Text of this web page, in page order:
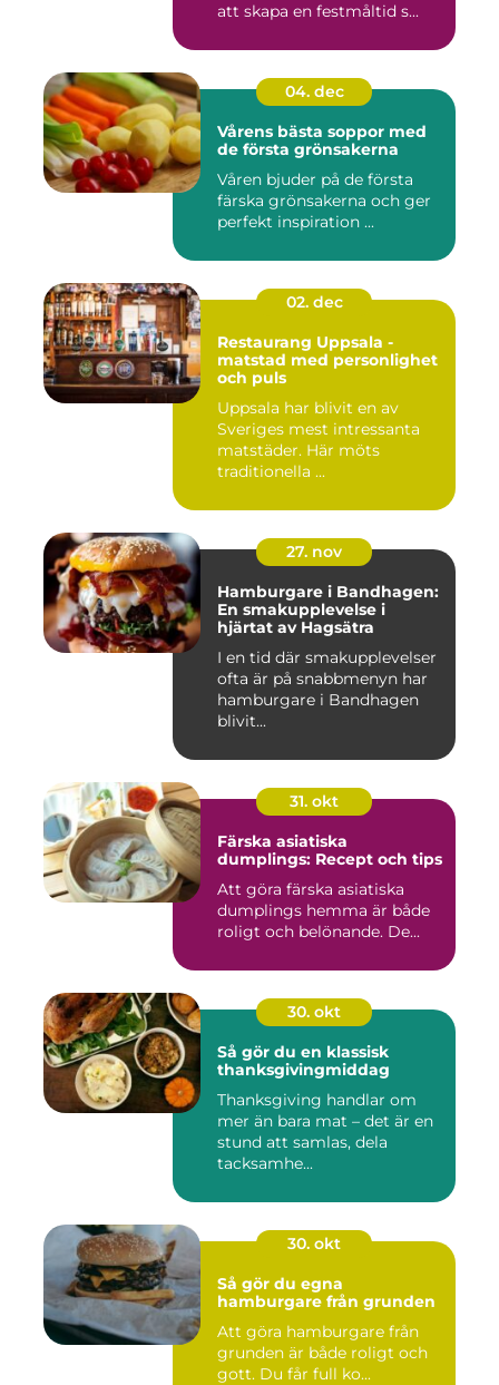
att skapa en festmåltid s...
04. dec
Vårens bästa soppor med
de första grönsakerna
Våren bjuder på de första
färska grönsakerna och ger
perfekt inspiration ...
02. dec
Restaurang Uppsala -
matstad med personlighet
och puls
Uppsala har blivit en av
Sveriges mest intressanta
matstäder. Här möts
traditionella ...
27. nov
Hamburgare i Bandhagen:
En smakupplevelse i
hjärtat av Hagsätra
I en tid där smakupplevelser
ofta är på snabbmenyn har
hamburgare i Bandhagen
blivit...
31. okt
Färska asiatiska
dumplings: Recept och tips
Att göra färska asiatiska
dumplings hemma är både
roligt och belönande. De...
30. okt
Så gör du en klassisk
thanksgivingmiddag
Thanksgiving handlar om
mer än bara mat – det är en
stund att samlas, dela
tacksamhe...
30. okt
Så gör du egna
hamburgare från grunden
Att göra hamburgare från
grunden är både roligt och
gott. Du får full ko...